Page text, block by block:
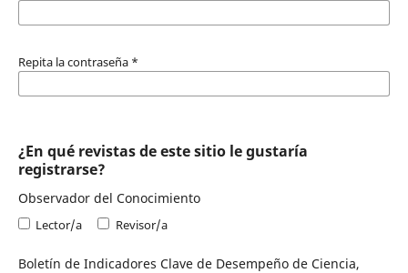
Repita la contraseña *
¿En qué revistas de este sitio le gustaría
registrarse?
Observador del Conocimiento
Lector/a Revisor/a
Boletín de Indicadores Clave de Desempeño de Ciencia,